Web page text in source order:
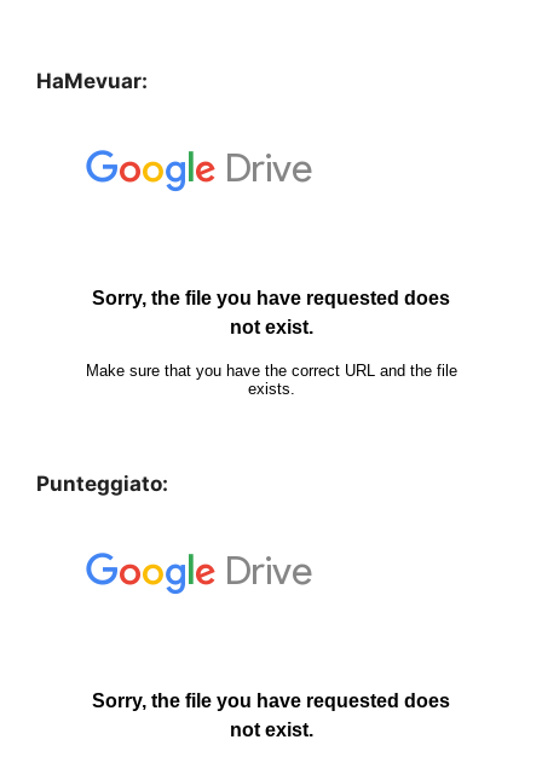
HaMevuar:
Punteggiato: